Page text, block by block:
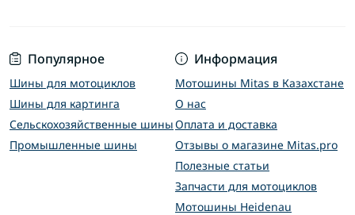
Популярное
Шины для мотоциклов
Шины для картинга
Сельскохозяйственные шины
Промышленные шины
Информация
Мотошины Mitas в Казахстане
О нас
Оплата и доставка
Отзывы о магазине Mitas.pro
Полезные статьи
Запчасти для мотоциклов
Мотошины Heidenau